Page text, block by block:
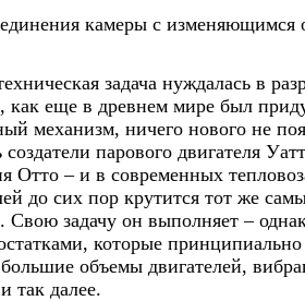
камеры с изменяющимся
задача нуждалась в
как еще в древнем мире был
механизм, ничего нового не
парового двигателя
Отто – и в современных
до сих пор крутится тот же
задачу он выполняет –
которые
объемы двигателей,
так далее.